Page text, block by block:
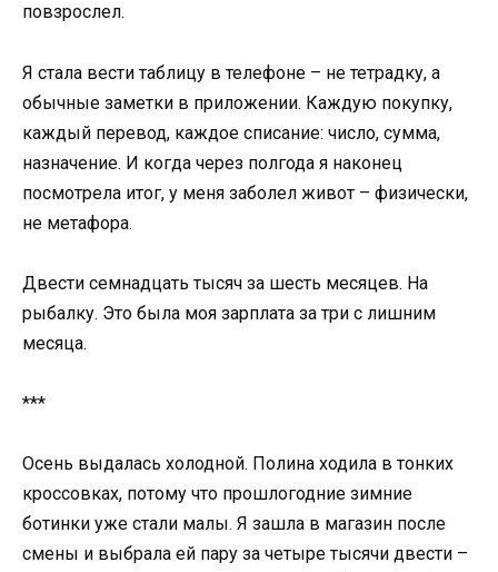
повзрослел.
Я стала вести таблицу в телефоне – не тетрадку, а
обычные заметки в приложении. Каждую покупку,
каждый перевод, каждое списание: число, сумма,
назначение. И когда через полгода я наконец
посмотрела итог, у меня заболел живот – физически,
не метафора.
Двести семнадцать тысяч за шесть месяцев. На
рыбалку. Это была моя зарплата за три с лишним
месяца.
***
Осень выдалась холодной. Полина ходила в тонких
кроссовках, потому что прошлогодние зимние
ботинки уже стали малы. Я зашла в магазин после
смены и выбрала ей пару за четыре тысячи двести –